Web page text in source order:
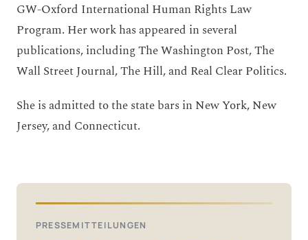
GW-Oxford International Human Rights Law
Program. Her work has appeared in several
publications, including The Washington Post, The
Wall Street Journal, The Hill, and Real Clear Politics.
She is admitted to the state bars in New York, New
Jersey, and Connecticut.
PRESSEMITTEILUNGEN